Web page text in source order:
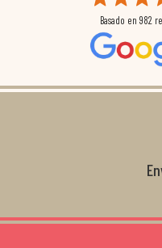
Basado en 982
retraso en el pedido y
preocuparon por
magnífico gestor...
Gracias de nuevo por